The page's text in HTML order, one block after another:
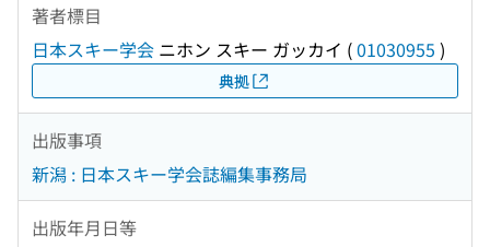
著者標目
日本スキー学会 ニホン スキー ガッカイ (01030955 )
典拠
出版事項
新潟 : 日本スキー学会誌編集事務局
出版年月日等